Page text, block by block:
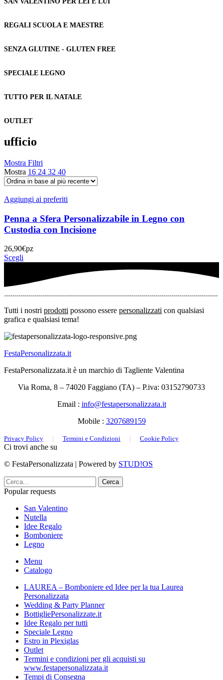
REGALI SCUOLA E MAESTRE
SENZA GLUTINE - GLUTEN FREE
SPECIALE LEGNO
TUTTO PER IL NATALE
OUTLET
ufficio
Mostra Filtri
Mostra 16 24 32 40
Aggiungi ai preferiti
Penna a Sfera Personalizzabile in Legno con
Custodia con Incisione
26,90€pz
Scegli
Tutti i nostri prodotti possono essere personalizzati con qualsiasi
grafica e qualsiasi tema!
FestaPersonalizzata.it
FestaPersonalizzata.it è un marchio di Tagliente Valentina
Via Roma, 8 – 74020 Faggiano (TA) – P.iva: 03152790733
Email : info@festapersonalizzata.it
Mobile : 3207689159
Privacy Policy | Termini e Condizioni | Cookie Policy
Ci trovi anche su
© FestaPersonalizzata | Powered by STUD!OS
Cerca
Popular requests
San Valentino
Nutella
Idee Regalo
Bomboniere
Legno
Menu
Catalogo
LAUREA – Bomboniere ed Idee per la tua Laurea
Personalizzata
Wedding & Party Planner
BottigliePersonalizzate.it
Idee Regalo per tutti
Speciale Legno
Estro in Plexiglas
Outlet
Termini e condizioni per gli acquisti su
www.festapersonalizzata.it
Tempi di Consegna